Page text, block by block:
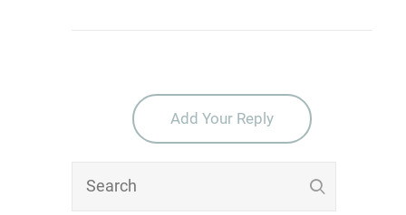
Add Your Reply